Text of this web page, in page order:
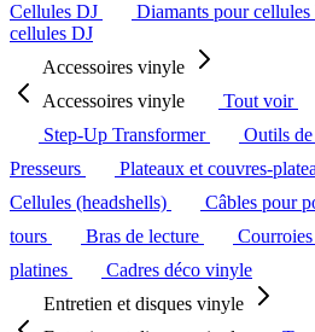
Cellules DJ
Diamants pour
cellules DJ
Accessoires vinyle
Accessoires vinyle
Tout voir
Step-Up Transformer
Outils
Presseurs
Plateaux et couvres-
Cellules (headshells)
Câbles pour
tours
Bras de lecture
platines
Cadres déco vinyle
Entretien et disques vinyle